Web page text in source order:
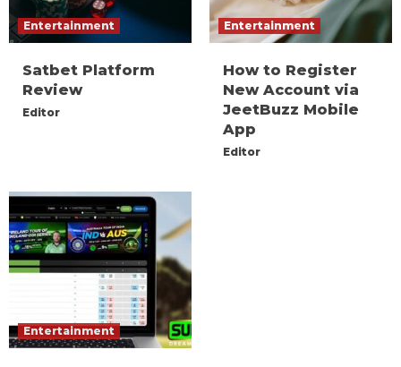
Entertainment
Satbet Platform
Review
Editor
Entertainment
How to Register
New Account via
JeetBuzz Mobile
App
Editor
Entertainment